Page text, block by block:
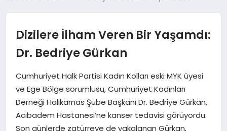
BODRUM BODRUM
SIYASET
MAGAZIN
KÖŞE YAZILARI
Dizilere İlham Veren Bir Yaşamdı:
Dr. Bedriye Gürkan
Cumhuriyet Halk Partisi Kadın Kolları eski MYK üyesi
ve Ege Bölge sorumlusu, Cumhuriyet Kadınları
Derneği Halikarnas Şube Başkanı Dr. Bedriye Gürkan,
Acıbadem Hastanesi’ne kanser tedavisi görüyordu.
Son günlerde zatürreye de yakalanan Gürkan,